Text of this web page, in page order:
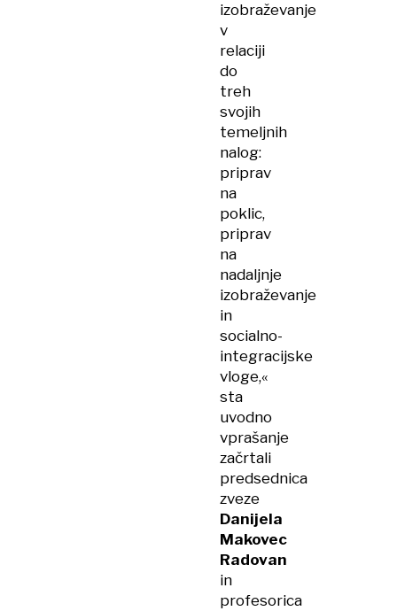
izobraževanje
v
relaciji
do
treh
svojih
temeljnih
nalog:
priprav
na
poklic,
priprav
na
nadaljnje
izobraževanje
in
socialno-
integracijske
vloge,«
sta
uvodno
vprašanje
začrtali
predsednica
zveze
Danijela
Makovec
Radovan
in
profesorica